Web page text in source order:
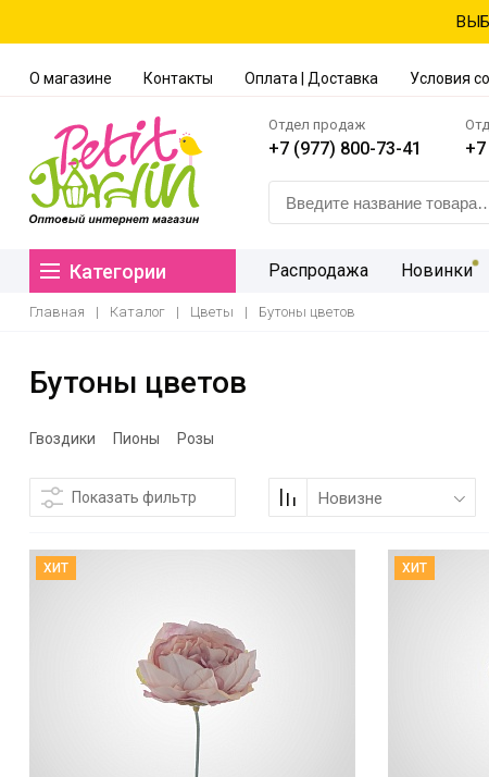
О магазине Контакты Оплата | Доставка Условия
Отдел продаж
+7 (977) 800-73-41
Категории Распродажа Новинки
Главная | Каталог | Цветы | Бутоны цветов
Бутоны цветов
Гвоздики Пионы Розы
Показать фильтр Новизне
ХИТ ХИТ